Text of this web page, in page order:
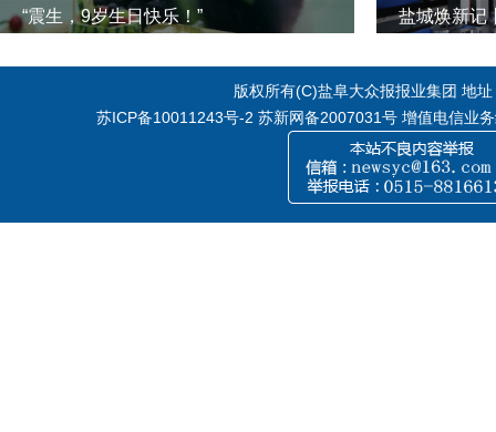
“震生，9岁生日快乐！”
版权所有(C)盐阜大众报报业集团 地
苏ICP备10011243号-2 苏新网备2007031号 增值电信业